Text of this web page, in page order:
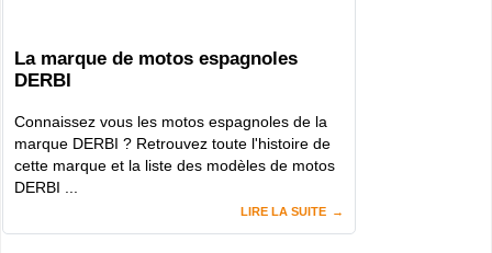
La marque de motos espagnoles
DERBI
Connaissez vous les motos espagnoles de la
marque DERBI ? Retrouvez toute l'histoire de
cette marque et la liste des modèles de motos
DERBI ...
LIRE LA SUITE